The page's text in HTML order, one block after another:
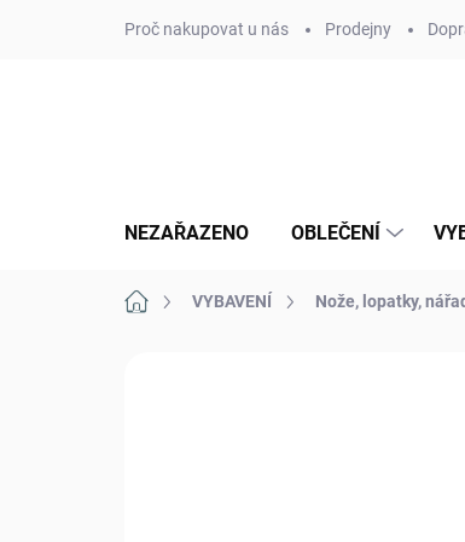
Proč nakupovat u nás Prodejny
NEZAŘAZENO OBLEČENÍ
Domů VYBAVENÍ Nože, lopatky,